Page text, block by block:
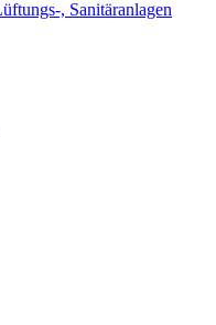
, Sanitäranlagen